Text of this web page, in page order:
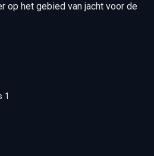
op het gebied van jacht voor de
1